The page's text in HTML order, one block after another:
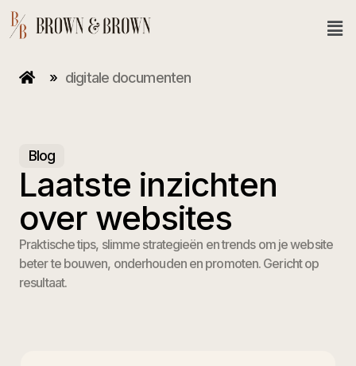
» digitale documenten
Blog
Laatste inzichten
over websites
Praktische tips, slimme strategieën en trends om je website
beter te bouwen, onderhouden en promoten. Gericht op
resultaat.